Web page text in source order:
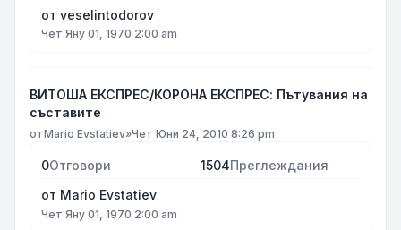
от veselintodorov
Чет Яну 01, 1970 2:00 am
ВИТОША ЕКСПРЕС/КОРОНА ЕКСПРЕС: Пътувания на
съставите
отMario Evstatiev»Чет Юни 24, 2010 8:26 pm
0Отговори 1504Преглеждания
от Mario Evstatiev
Чет Яну 01, 1970 2:00 am